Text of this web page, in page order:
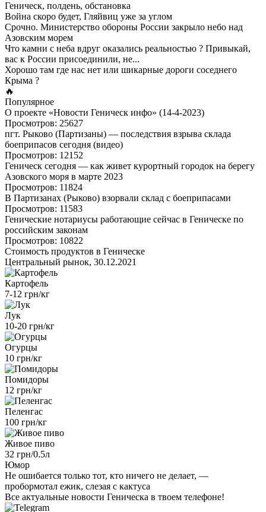
Геническ, полдень, обстановка
Война скоро будет, Гляйвиц уже за углом
Срочно. Министерство обороны России закрыло небо над
Азовским морем
Что камни с неба вдруг оказались реальностью ? Привыкай,
вас к России присоединили, не...
Хорошо там где нас нет или шикарные дороги соседнего
Крыма ?
🔥
Популярное
О проекте «Новости Геническ инфо» (14-4-2023)
Просмотров: 25627
пгт. Рыково (Партизаны) — последствия взрыва склада
боеприпасов сегодня (видео)
Просмотров: 12152
Геническ сегодня — как живет курортный городок на берегу
Азовского моря в марте 2023
Просмотров: 11824
В Партизанах (Рыково) взорвали склад с боеприпасами
Просмотров: 11583
Генические нотариусы работающие сейчас в Геническе по
российским законам
Просмотров: 10822
Стоимость продуктов в Геническе
Центральный рынок, 30.12.2021
Картофель
7-12 грн/кг
Лук
10-20 грн/кг
Огурцы
10 грн/кг
Помидоры
12 грн/кг
Пеленгас
100 грн/кг
Живое пиво
32 грн/0.5л
Юмор
Не ошибается только тот, кто ничего не делает, —
пробормотал ежик, слезая с кактуса
Все актуальные новости Геническа в твоем телефоне!